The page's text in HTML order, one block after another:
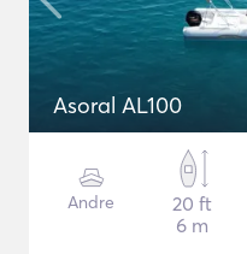
Asoral AL100
Andre
20 ft
6 m